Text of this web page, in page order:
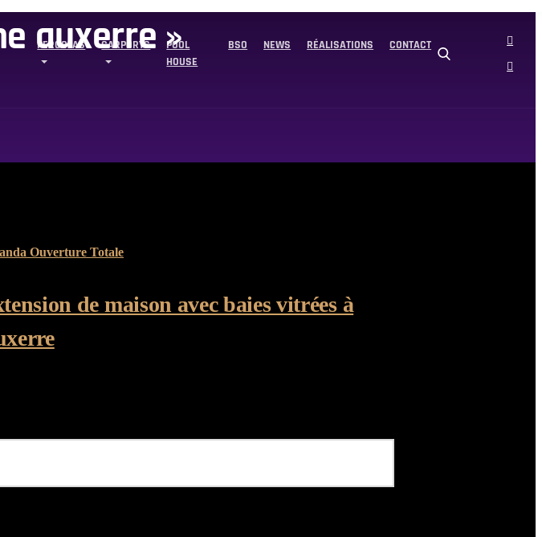
PERGOLAS CARPORTS
POOL
HOUSE
BSO NEWS RÉALISATIONS CONTACT
auxerre »
Ouverture Totale
de maison avec baies vitrées à